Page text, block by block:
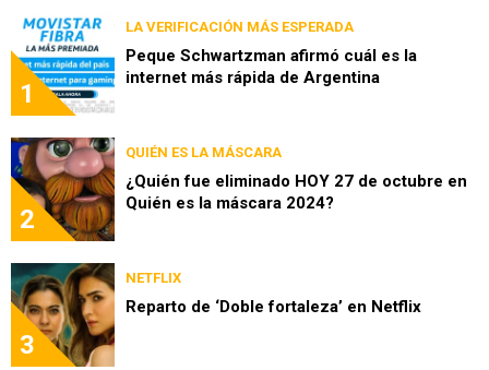
1
LA VERIFICACIÓN MÁS ESPERADA
Peque Schwartzman afirmó cuál es la
internet más rápida de Argentina
2
QUIÉN ES LA MÁSCARA
¿Quién fue eliminado HOY 27 de octubre en
Quién es la máscara 2024?
3
NETFLIX
Reparto de ‘Doble fortaleza’ en Netflix